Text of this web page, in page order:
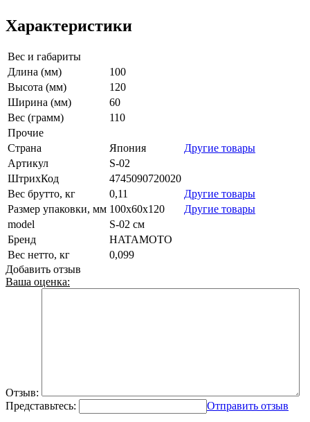
Характеристики
Вес и габариты
Длина (мм)
100
Высота (мм)
120
Ширина (мм)
60
Вес (грамм)
110
Прочие
Страна
Япония
Другие товары
Артикул
S-02
ШтрихКод
4745090720020
Вес брутто, кг
0,11
Другие товары
Размер упаковки, мм 100x60x120
Другие товары
model
S-02 см
Бренд
HATAMOTO
Вес нетто, кг
0,099
Добавить отзыв
Ваша оценка:
Отзыв:
Представьтесь:
Отправить отзыв